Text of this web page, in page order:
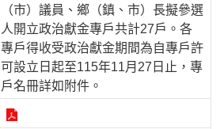
（市）議員、鄉（鎮、市）長擬參選
人開立政治獻金專戶共計27戶。各
專戶得收受政治獻金期間為自專戶許
可設立日起至115年11月27日止，專
戶名冊詳如附件。